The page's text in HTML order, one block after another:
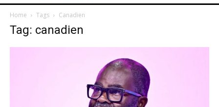
Home Tags Canadien
Tag: canadien